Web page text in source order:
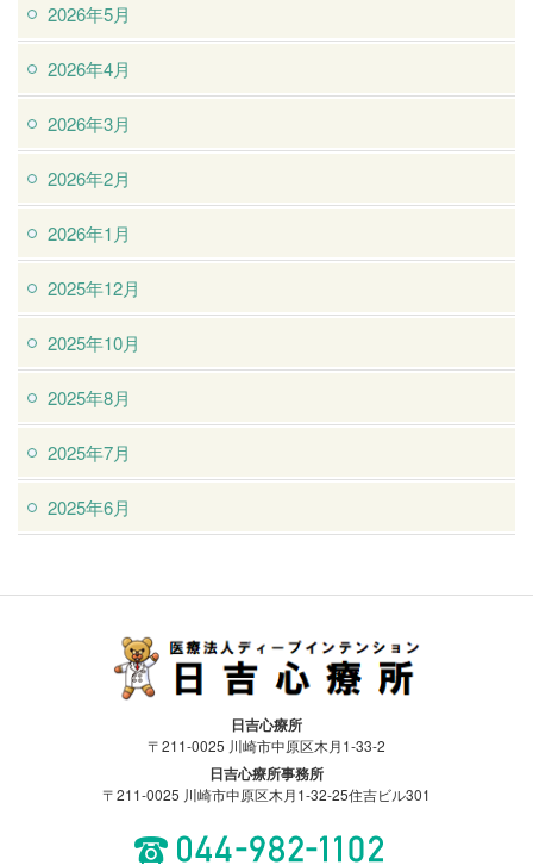
2026年5月
2026年4月
2026年3月
2026年2月
2026年1月
2025年12月
2025年10月
2025年8月
2025年7月
2025年6月
医療法人ディープインテンション日吉
心療所
日吉心療所
〒211-0025 川崎市中原区木月1-33-2
日吉心療所事務所
〒211-0025 川崎市中原区木月1-32-25住吉ビル301